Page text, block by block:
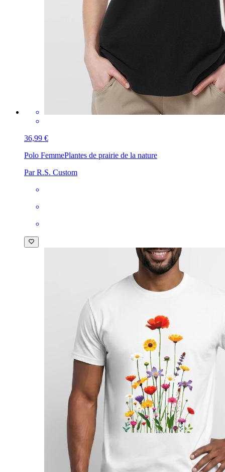
36,99 €
Polo FemmePlantes de prairie de la nature
Par R.S. Custom